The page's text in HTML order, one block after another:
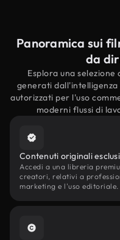
Panoramica sui
da
Esplora una
generati
autorizzati per l'uso
moderni flussi di
Contenuti originali
Accedi a una libreria
creatori, relativi a
marketing e l'uso editoriale.